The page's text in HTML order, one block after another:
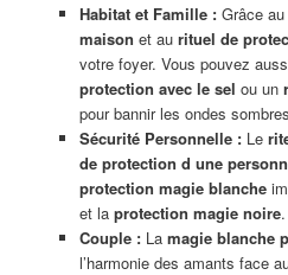
Habitat et Famille :Grâce au
maison et au rituel de
votre foyer. Vous pouvez
protection avec le sel ou un
pour bannir les ondes
Sécurité Personnelle :Le
de protection d une
protection magie blanche
et la protection magie noire.
Couple :La magie blanche
l’harmonie des amants face